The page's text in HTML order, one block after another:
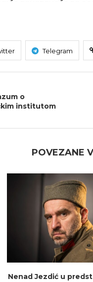
Telegram
o
institutom
POVEZANE
Nenad Jezdić u